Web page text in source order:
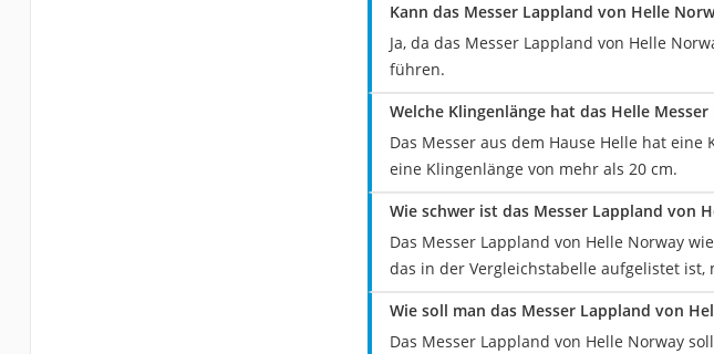
Kann das Messer Lappland von Helle
Ja, da das Messer Lappland von Helle
führen.
Welche Klingenlänge hat das Helle Messer
Das Messer aus dem Hause Helle hat
eine Klingenlänge von mehr als 20 cm.
Wie schwer ist das Messer Lappland von
Das Messer Lappland von Helle Norway
das in der Vergleichstabelle aufgelistet ist,
Wie soll man das Messer Lappland von
Das Messer Lappland von Helle Norway